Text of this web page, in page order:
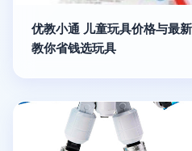
优教小通 儿童玩具价格与最
教你省钱选玩具